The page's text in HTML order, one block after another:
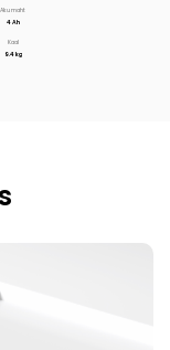
Aku maht
4 Ah
Kaal
9.4 kg